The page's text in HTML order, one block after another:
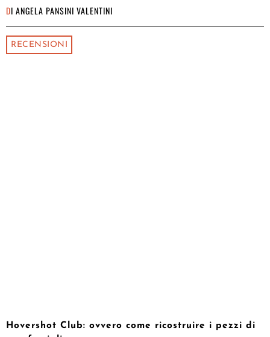
DI ANGELA PANSINI VALENTINI
RECENSIONI
Hovershot Club: ovvero come ricostruire i pezzi di